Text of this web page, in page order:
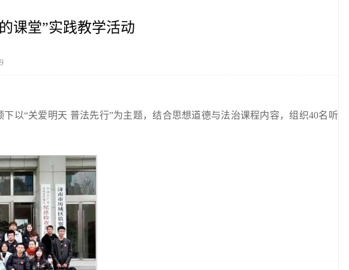
课堂”实践教学活动
以“关爱明天 普法先行”为主题，结合思想道德与法治课程内容，组织40名听